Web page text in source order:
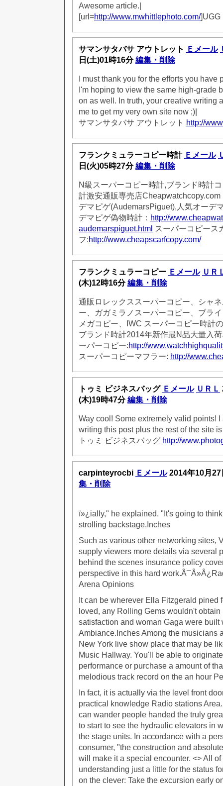
Awesome article.|
[url=http://www.mwhittlephoto.com/]UGG
サマンサタバサ アウトレット Ｅメール
日(土)01時16分編集・削除
I must thank you for the efforts you have
I'm hoping to view the same high-grade
on as well. In truth, your creative writing
me to get my very own site now ;)|
サマンサタバサ アウトレット http://
フランクミュラーコピー時計 Ｅメール
日(火)05時27分編集・削除
N級スーパーコピー時計,ブランド時計
計激安通販専売店
デマピゲ(AudemarsPiguet),人気オーデ
デマピゲ偽物時計： http://
audemarspiguet.html スーパーコピース
フ:http://www.cheapscarfcopy.com/
フランクミュラーコピー Ｅメール ＵＲ
(木)12時16分編集・削除
通販ロレックススーパーコピー、シャ
ー、ガガミラノスーパーコピー、ブラ
メガコピー、IWC スーパーコピー時計
ブランド時計2014年新作最N品大量入
ーパーコピー:http://
スーパーコピーマフラー: http://
トゥミ ビジネスバッグ Ｅメール ＵＲＬ
(木)19時47分編集・削除
Way cool! Some extremely valid points!
writing this post plus the rest of the site
トゥミ ビジネスバッグ http://
carpinteyrocbi Ｅメール 2014年10月
集・削除
ï»¿ially," he explained. "It's going to
strolling backstage.Inches
Such as various other networking sites,
supply viewers more details via several
behind the scenes insurance policy
perspective in this hard
Arena Opinions
It can be wherever Ella Fitzgerald pined
loved, any Rolling Gems wouldn't obtain
satisfaction and woman Gaga were built
Ambiance.Inches Among the musicians
New York live show place that may be
Music Hallway. You'll be able to
performance or purchase a amount of
melodious track record on the an hour
In fact, it is actually via the level front
practical knowledge Radio stations
can wander people handed the truly
to start to see the hydraulic elevators in
the stage units. In accordance with a
consumer, "the construction and
will make it a special encounter. <> All
understanding just a little for the status
on the clever: Take the excursion early